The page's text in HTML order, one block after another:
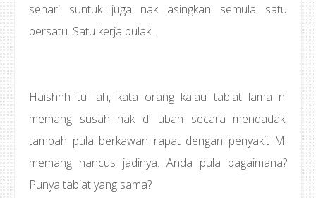
sehari suntuk juga nak asingkan semula satu
persatu. Satu kerja pulak..
Haishhh tu lah, kata orang kalau tabiat lama ni
memang susah nak di ubah secara mendadak,
tambah pula berkawan rapat dengan penyakit M,
memang hancus jadinya. Anda pula bagaimana?
Punya tabiat yang sama?